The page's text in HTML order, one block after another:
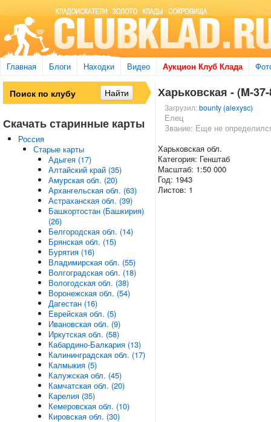
Главная Блоги Находки Видео Аукцион Клуб Клада
Харьковская - (M-
Загрузил:bounty (alexysc)
Елец
Звание: Еще не
Харьковская обл.
Категория: Генштаб
Масштаб: 1:50 000
Год: 1943
Листов: 1
Скачать старинные карты
Россия
Старые карты
Адыгея (17)
Алтайский край (35)
Амурская обл. (20)
Архангельская обл. (63)
Астраханская обл. (39)
Башкортостан (Башкирия)
(26)
Белгородская обл. (14)
Брянская обл. (15)
Бурятия (16)
Владимирская обл. (55)
Волгоградская обл. (18)
Вологодская обл. (38)
Воронежская обл. (54)
Дагестан (16)
Еврейская обл. (5)
Ивановская обл. (9)
Иркутская обл. (58)
Кабардино-Балкария (13)
Калининградская обл. (17)
Калмыкия (5)
Калужская обл. (45)
Камчатская обл. (20)
Карелия (35)
Кемеровская обл. (10)
Кировская обл. (30)